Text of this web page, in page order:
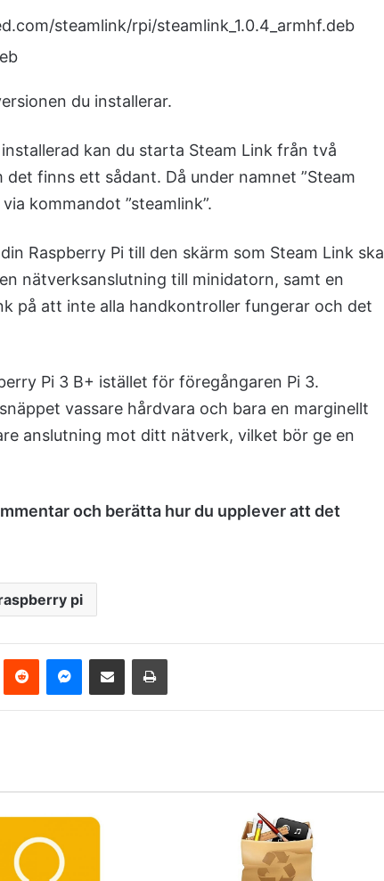
steamlink/rpi/steamlink_1.0.4_armhf.deb
du installerar.
kan du starta Steam Link från två
finns ett sådant. Då under namnet ”Steam
kommandot ”steamlink”.
Raspberry Pi till den skärm som Steam Link ska
nätverksanslutning till minidatorn, samt en
på att inte alla handkontroller fungerar och det
Pi 3 B+ istället för föregångaren Pi 3.
vassare hårdvara och bara en marginellt
anslutning mot ditt nätverk, vilket bör ge en
och berätta hur du upplever att det
pi